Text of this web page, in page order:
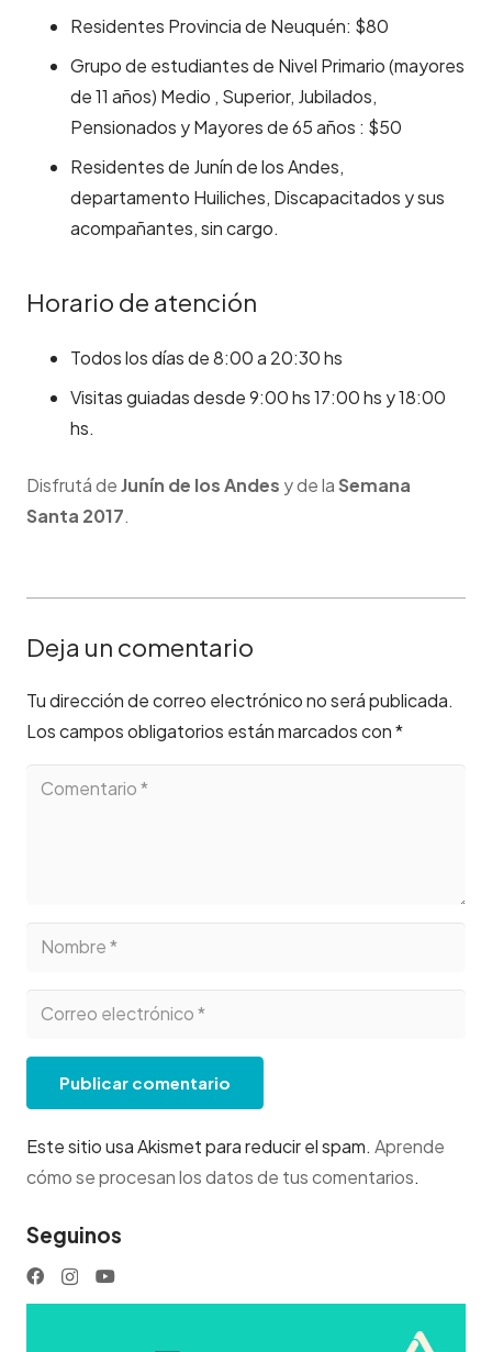
Residentes Provincia de Neuquén: $80
Grupo de estudiantes de Nivel Primario (mayores
de 11 años) Medio , Superior, Jubilados,
Pensionados y Mayores de 65 años : $50
Residentes de Junín de los Andes,
departamento Huiliches, Discapacitados y sus
acompañantes, sin cargo.
Horario de atención
Todos los días de 8:00 a 20:30 hs
Visitas guiadas desde 9:00 hs 17:00 hs y 18:00
hs.
Disfrutá deJunín de los Andes y de la Semana
Santa 2017.
Deja un comentario
Tu dirección de correo electrónico no será publicada.
Los campos obligatorios están marcados con*
Publicar comentario
Este sitio usa Akismet para reducir el spam. Aprende
cómo se procesan los datos de tus comentarios.
Seguinos